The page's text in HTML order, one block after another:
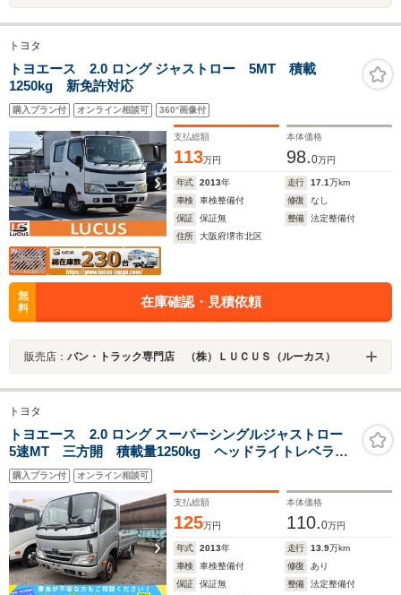
トヨタ
トヨエース 2.0 ロング ジャストロー 5MT 積載
1250kg 新免許対応
購入プラン付 オンライン相談可 360°画像付
支払総額
113万円
本体価格
98.0万円
年式 2013年 走行 17.1万km
車検
車検整備付 修復
なし
保証
保証無 整備
法定整備付
住所
大阪府堺市北区
無
料
在庫確認・見積依頼
販売店： バン・トラック専門店 （株）ＬＵＣＵＳ（ルーカス）
トヨタ
トヨエース 2.0 ロング スーパーシングルジャストロー
5速MT 三方開 積載量1250kg ヘッドライトレベライ
ザー
購入プラン付 オンライン相談可
支払総額
125万円
本体価格
110.0万円
年式 2013年 走行 13.9万km
車検
車検整備付 修復
あり
保証
保証無 整備
法定整備付